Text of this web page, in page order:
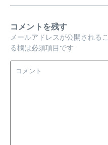
コメントを残す
メールアドレスが公開される
る欄は必須項目です